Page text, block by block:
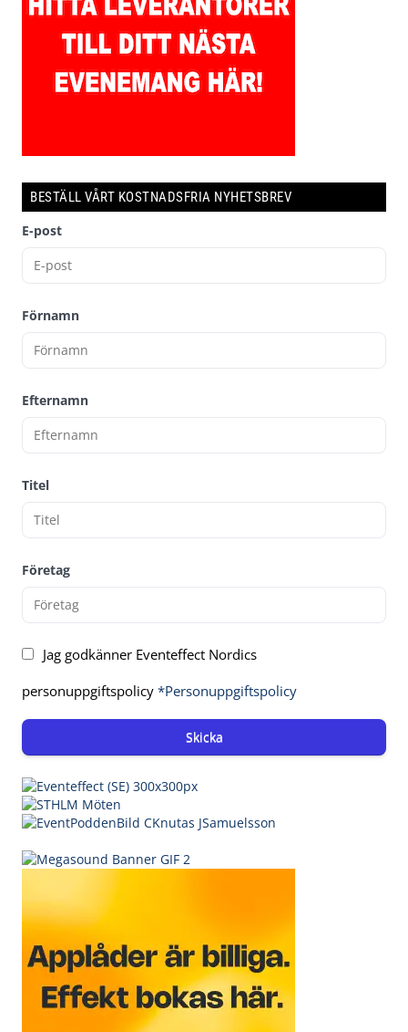
BESTÄLL VÅRT KOSTNADSFRIA NYHETSBREV
E-post
Förnamn
Efternamn
Titel
Företag
Jag godkänner Eventeffect Nordics
personuppgiftspolicy *Personuppgiftspolicy
Skicka